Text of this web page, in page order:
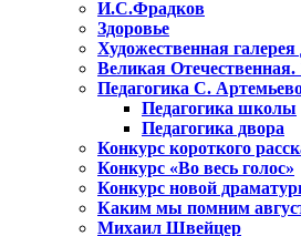
И.С.Фрадков
Здоровье
Художественная
Великая
Педагогика С.
Педагогика школы
Педагогика двора
Конкурс короткого
Конкурс «Во весь голос»
Конкурс новой
Каким мы помним
Михаил Швейцер